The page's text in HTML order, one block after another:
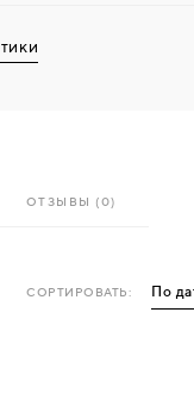
ОТЗЫВЫ (0)
СОРТИРОВАТЬ: